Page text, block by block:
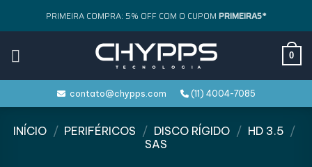
PRIMEIRA COMPRA: 5% OFF COM O CUPOM PRIMEIRA5*
0
contato@chypps.com (11) 4004-7085
INÍCIO / PERIFÉRICOS / DISCO RÍGIDO / HD 3.5 /
SAS